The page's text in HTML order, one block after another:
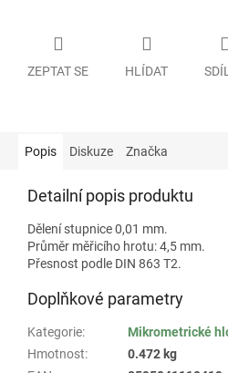
ZEPTAT SE HLÍDAT
Popis Diskuze Značka
Detailní popis produktu
Dělení stupnice 0,01 mm.
Průměr měřicího hrotu: 4,5 mm.
Přesnost podle DIN 863 T2.
Doplňkové parametry
Kategorie:
Mikrometrické
Hmotnost:
0.472 kg